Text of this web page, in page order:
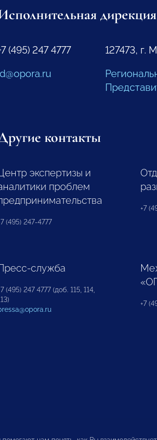
дирекция
(495) 247 4777
127473, г.
контакты
экспертизы и
проблем
(495) 247-4777
+7
служба
(495) 247 4777 (доб. 115, 114,
+7